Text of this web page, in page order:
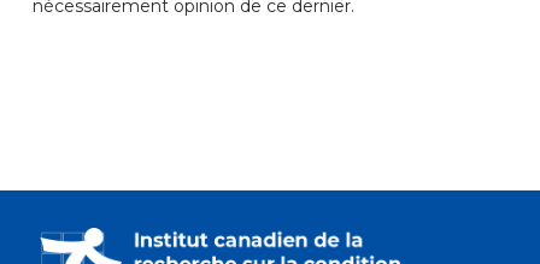
nécessairement opinion de ce dernier.